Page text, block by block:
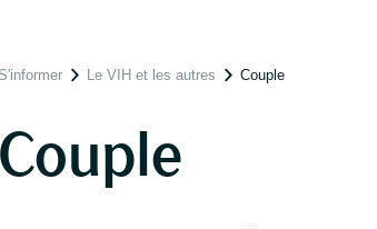
S'informer Le VIH et les autres Couple
Couple